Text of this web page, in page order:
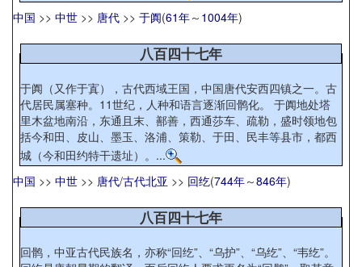
中国 >> 中世 >> 唐代 >> 于阗(61年～ 1004年)
八百四十七年
于阗（又作于寘），古代西域王国，中国唐代安西四镇之一。古
代居民属塞种。11世纪，人种和语言逐渐回鹘化。 于阗地处塔
里木盆地南沿，东通且末、鄯善，西通莎车、疏勒，盛时领地包
括今和田、皮山、墨玉、洛浦、策勒、于田、民丰等县市，都西
城（今和田约特干遗址）。...
中国 >> 中世 >> 唐代/古代北亚 >> 回纥(744年～846年)
八百四十七年
回鹘，中亚古代民族名，亦称“回纥”、“乌护”、“乌纥”、“韦纥”。